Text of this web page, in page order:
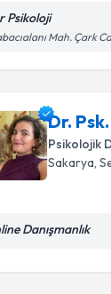
Psikoloji
Mah. Çark
Dr.
Psikolojik
Sakarya,
Danışmanlık